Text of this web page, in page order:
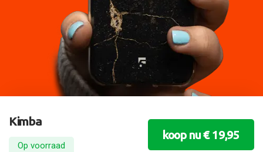
Kimba
Op voorraad
koop nu € 19,95